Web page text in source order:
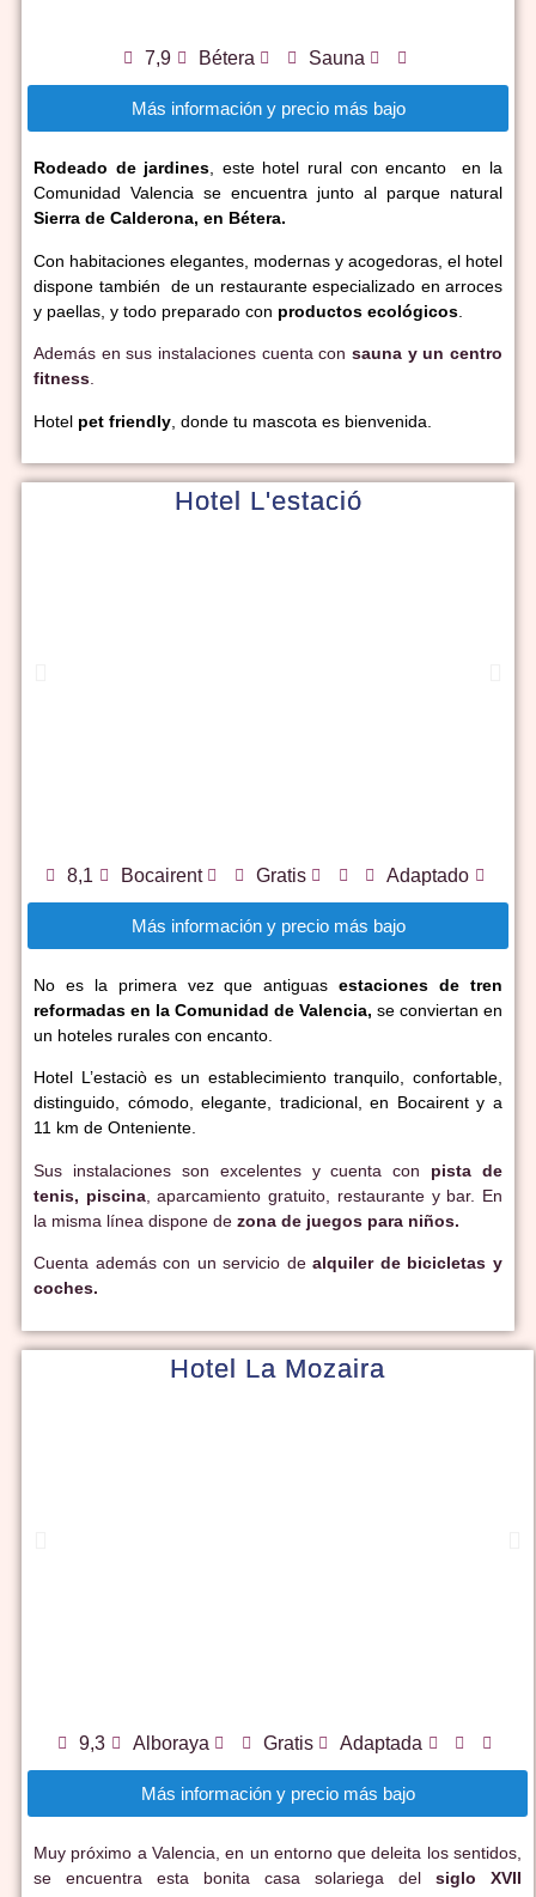
7,9 Bétera Sauna
Más información y precio más bajo
Rodeado de jardines, este hotel rural con encanto en la
Comunidad Valencia se encuentra junto al parque natural
Sierra de Calderona, en Bétera.
Con habitaciones elegantes, modernas y acogedoras, el hotel
dispone también de un restaurante especializado en arroces
y paellas, y todo preparado con productos ecológicos
Además en sus instalaciones cuenta con sauna y un centro
fitness
Hotel pet friendly , donde tu mascota es bienvenida.
Hotel L'estació
8,1 Bocairent Gratis Adaptado
Más información y precio más bajo
No es la primera vez que antiguasestaciones de tren
reformadas en la Comunidad de Valencia, se conviertan en
un hoteles rurales con encanto.
Hotel L’estaciò es un establecimiento tranquilo, confortable,
distinguido, cómodo, elegante, tradicional, en Bocairent y a
11 km de Onteniente.
Sus instalaciones son excelentes y cuenta con pista de
tenis, piscina, aparcamiento gratuito, restaurante y bar. En
la misma línea dispone de zona de juegos para niños.
Cuenta además con un servicio dealquiler de bicicletas y
coches.
Hotel La Mozaira
9,3 Alboraya Gratis Adaptada
Más información y precio más bajo
Muy próximo a Valencia, en un entorno que deleita los sentidos,
se encuentra esta bonita casa solariega del siglo XVII